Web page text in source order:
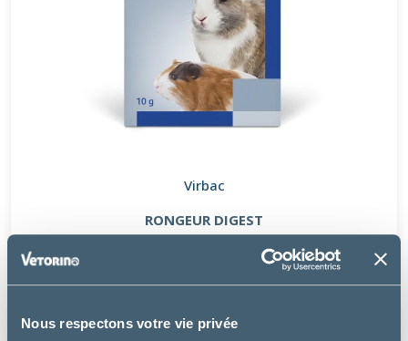
Nous respectons votre vie privée
Virbac
RONGEUR DIGEST